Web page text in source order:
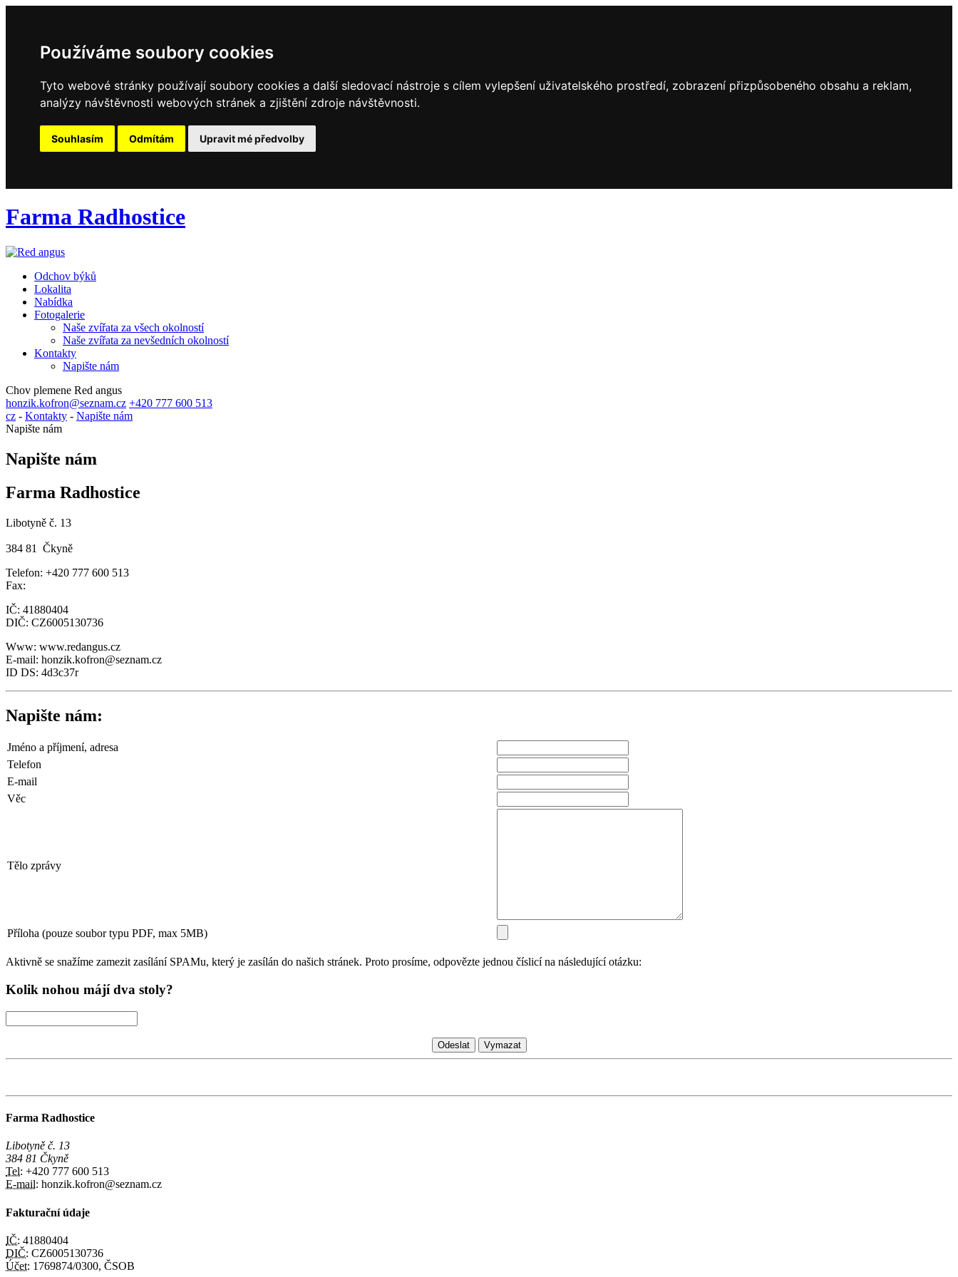
Používáme soubory cookies
Tyto webové stránky používají soubory cookies a další sledovací nástroje s cílem vylepšení uživatelského prostředí, zobrazení přizpůsobeného obsahu a reklam,
analýzy návštěvnosti webových stránek a zjištění zdroje návštěvnosti.
Souhlasím Odmítám Upravit mé předvolby
Farma Radhostice
Odchov býků
Lokalita
Nabídka
Fotogalerie
Naše zvířata za všech okolností
Naše zvířata za nevšedních okolností
Kontakty
Napište nám
Chov plemene Red angus
honzik.kofron@seznam.cz +420 777 600 513
cz - Kontakty - Napište nám
Napište nám
Napište nám
Farma Radhostice
Libotyně č. 13
384 81 Čkyně
Telefon: +420 777 600 513
Fax:
IČ: 41880404
DIČ: CZ6005130736
Www: www.redangus.cz
E-mail: honzik.kofron@seznam.cz
ID DS: 4d3c37r
Napište nám:
Jméno a příjmení, adresa
Telefon
E-mail
Věc
Tělo zprávy
Příloha (pouze soubor typu PDF, max 5MB)
Aktivně se snažíme zamezit zasílání SPAMu, který je zasílán do našich stránek. Proto prosíme, odpovězte jednou číslicí na následující otázku:
Kolik nohou májí dva stoly?
Farma Radhostice
Libotyně č. 13
384 81 Čkyně
Tel: +420 777 600 513
E-mail: honzik.kofron@seznam.cz
Fakturační údaje
IČ: 41880404
DIČ: CZ6005130736
Účet: 1769874/0300, ČSOB